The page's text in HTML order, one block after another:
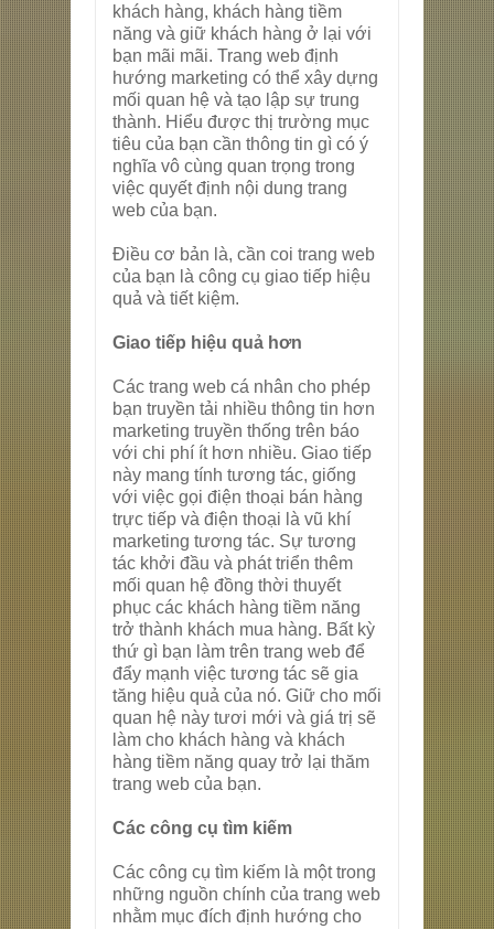
khách hàng, khách hàng tiềm
năng và giữ khách hàng ở lại với
bạn mãi mãi. Trang web định
hướng marketing có thể xây dựng
mối quan hệ và tạo lập sự trung
thành. Hiểu được thị trường mục
tiêu của bạn cần thông tin gì có ý
nghĩa vô cùng quan trọng trong
việc quyết định nội dung trang
web của bạn.
Điều cơ bản là, cần coi trang web
của bạn là công cụ giao tiếp hiệu
quả và tiết kiệm.
Giao tiếp hiệu quả hơn
Các trang web cá nhân cho phép
bạn truyền tải nhiều thông tin hơn
marketing truyền thống trên báo
với chi phí ít hơn nhiều. Giao tiếp
này mang tính tương tác, giống
với việc gọi điện thoại bán hàng
trực tiếp và điện thoại là vũ khí
marketing tương tác. Sự tương
tác khởi đầu và phát triển thêm
mối quan hệ đồng thời thuyết
phục các khách hàng tiềm năng
trở thành khách mua hàng. Bất kỳ
thứ gì bạn làm trên trang web để
đẩy mạnh việc tương tác sẽ gia
tăng hiệu quả của nó. Giữ cho mối
quan hệ này tươi mới và giá trị sẽ
làm cho khách hàng và khách
hàng tiềm năng quay trở lại thăm
trang web của bạn.
Các công cụ tìm kiếm
Các công cụ tìm kiếm là một trong
những nguồn chính của trang web
nhằm mục đích định hướng cho